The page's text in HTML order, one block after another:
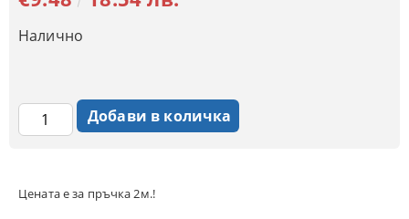
Цената е за пръчка 2м.!
Налично